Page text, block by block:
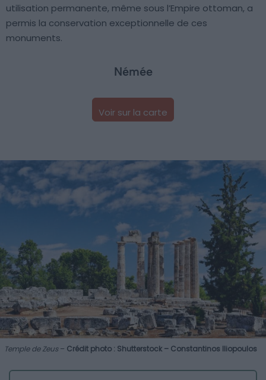
utilisation permanente, même sous l’Empire ottoman, a
permis la conservation exceptionnelle de ces
monuments.
Némée
Voir sur la carte
Temple de Zeus– Crédit photo : Shutterstock – Constantinos Iliopoulos